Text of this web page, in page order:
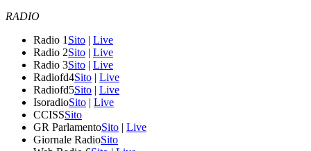
RADIO
Radio 1 Sito | Live
Radio 2Sito | Live
Radio 3Sito | Live
Radiofd4Sito | Live
Radiofd5Sito | Live
IsoradioSito | Live
CCISSSito
GR ParlamentoSito | Live
Giornale RadioSito